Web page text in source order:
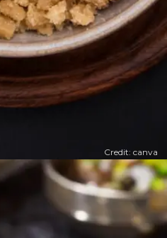
Credit: canva